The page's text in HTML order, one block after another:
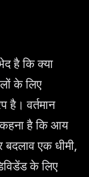
है कि क्या
के लिए
है। वर्तमान
कहना है कि आय
एक धीमी,
के लिए